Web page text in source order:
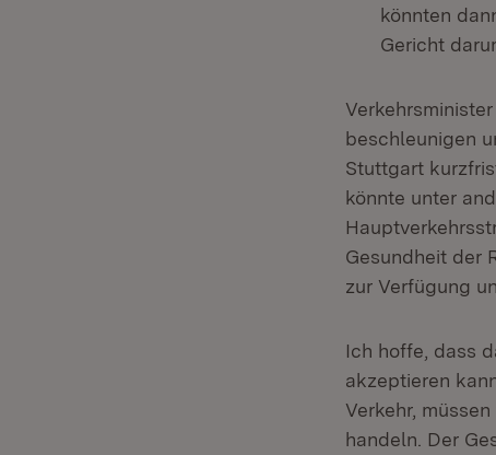
könnten
Gericht
beschleunigen
Stuttgart
könnte unter
Gesundheit der
zur Verfügung
Ich hoffe, dass
akzeptieren
Verkehr,
handeln. Der